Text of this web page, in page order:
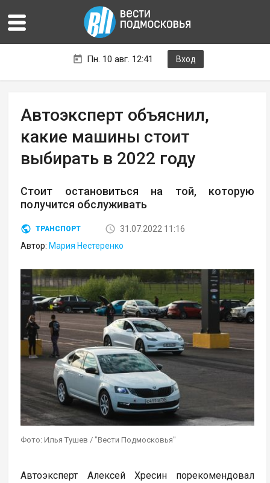
Пн. 10 авг. 12:41 Вход
Автоэксперт объяснил,
какие машины стоит
выбирать в 2022 году
Стоит остановиться на той, которую
получится обслуживать
ТРАНСПОРТ
31.07.2022 11:16
Автор: Мария Нестеренко
Фото: Илья Тушев / "Вести Подмосковья"
Автоэксперт Алексей Хресин порекомендовал